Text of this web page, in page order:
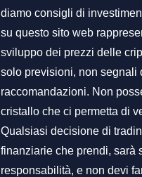
diamo consigli di
su questo sito web
sviluppo dei prezzi delle
solo previsioni, non segnali
raccomandazioni. Non
cristallo che ci permetta di
Qualsiasi decisione di
finanziarie che prendi, sarà
responsabilità, e non devi